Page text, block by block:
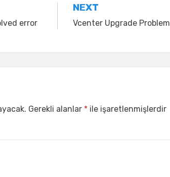
error
NEXT
Vcenter Upgrade Problem
Gerekli alanlar * ile işaretlenmişlerdir